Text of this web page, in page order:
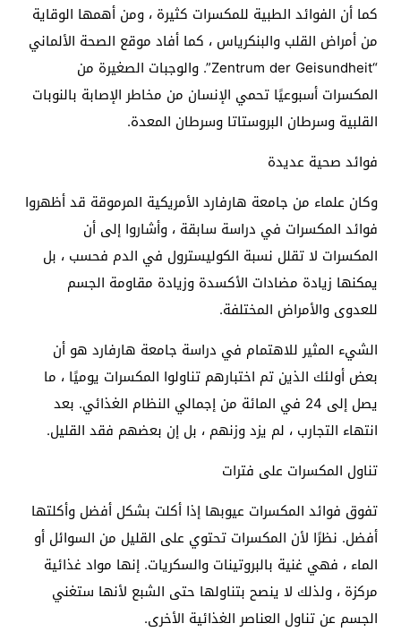
كما أن الفوائد الطبية للمكسرات كثيرة ، ومن أهمها الوقاية
من أمراض القلب والبنكرياس ، كما أفاد موقع الصحة الألماني
“Zentrum der Geisundheit”. والوجبات الصغيرة من
المكسرات أسبوعيًا تحمي الإنسان من مخاطر الإصابة بالنوبات
القلبية وسرطان البروستاتا وسرطان المعدة.
فوائد صحية عديدة
وكان علماء من جامعة هارفارد الأمريكية المرموقة قد أظهروا
فوائد المكسرات في دراسة سابقة ، وأشاروا إلى أن
المكسرات لا تقلل نسبة الكوليسترول في الدم فحسب ، بل
يمكنها زيادة مضادات الأكسدة وزيادة مقاومة الجسم
للعدوى والأمراض المختلفة.
الشيء المثير للاهتمام في دراسة جامعة هارفارد هو أن
بعض أولئك الذين تم اختبارهم تناولوا المكسرات يوميًا ، ما
يصل إلى 24 في المائة من إجمالي النظام الغذائي. بعد
انتهاء التجارب ، لم يزد وزنهم ، بل إن بعضهم فقد القليل.
تناول المكسرات على فترات
تفوق فوائد المكسرات عيوبها إذا أكلت بشكل أفضل وأكلتها
أفضل. نظرًا لأن المكسرات تحتوي على القليل من السوائل أو
الماء ، فهي غنية بالبروتينات والسكريات. إنها مواد غذائية
مركزة ، ولذلك لا ينصح بتناولها حتى الشبع لأنها ستغني
الجسم عن تناول العناصر الغذائية الأخرى.